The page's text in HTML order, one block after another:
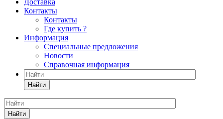
Доставка
Контакты
Контакты
Где купить ?
Информация
Специальные предложения
Новости
Справочная информация
Найти
Найти